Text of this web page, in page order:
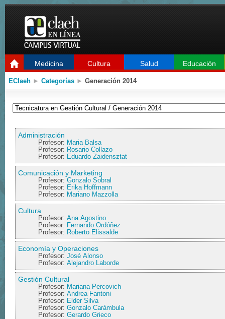
Medicina Cultura Salud Educación
EClaeh ► Categorías ► Generación 2014
Administración
Profesor: Maria Balsa
Profesor: Rosario Collazo
Profesor:
Eduardo Zaidensztat
Comunicación y Marketing
Profesor: Gonzalo Sobral
Profesor: Erika Hoffmann
Profesor: Mariano Mazzolla
Cultura
Profesor: Ana Agostino
Profesor: Fernando Ordóñez
Profesor: Roberto Elissalde
Economía y Operaciones
Profesor:
José Alonso
Profesor:
Alejandro Laborde
Gestión Cultural
Profesor:
Mariana Percovich
Profesor:
Andrea Fantoni
Profesor: Elder Silva
Profesor: Gonzalo Carámbula
Profesor:
Gerardo Grieco